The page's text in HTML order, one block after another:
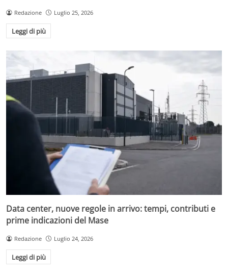
Redazione Luglio 25, 2026
Leggi di più
Data center, nuove regole in arrivo: tempi, contributi e
prime indicazioni del Mase
Redazione Luglio 24, 2026
Leggi di più